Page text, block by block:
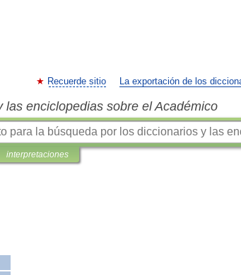
Recuerde sitio La exportación de los
las enciclopedias sobre el Académico
interpretaciones